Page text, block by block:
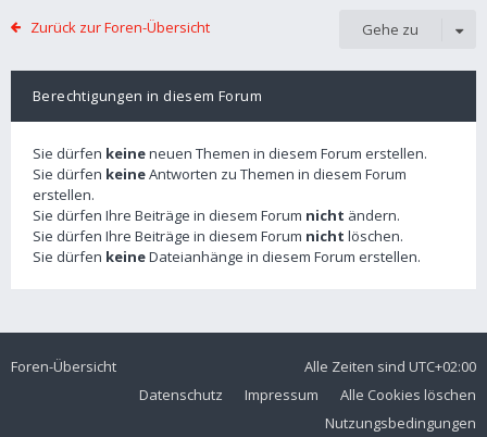
Zurück zur Foren-Übersicht Gehe zu
Berechtigungen in diesem Forum
Sie dürfen keineneuen Themen in diesem Forum erstellen.
Sie dürfen keineAntworten zu Themen in diesem Forum
erstellen.
Sie dürfen Ihre Beiträge in diesem Forum nicht ändern.
Sie dürfen Ihre Beiträge in diesem Forum nicht löschen.
Sie dürfen keineDateianhänge in diesem Forum erstellen.
Foren-Übersicht Alle Zeiten sind UTC+02:00
Alle Cookies löschen
Impressum
Datenschutz
Nutzungsbedingungen